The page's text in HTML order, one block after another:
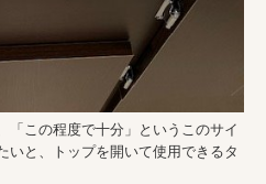
「この程度で十分」というこのサイ
いと、トップを開いて使用できるタ